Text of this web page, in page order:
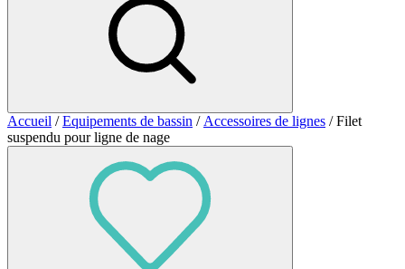
Accueil /Equipements de bassin / Accessoires de lignes / Filet
suspendu pour ligne de nage